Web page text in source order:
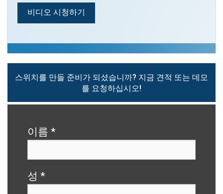
비디오 시청하기
스위치를 만들 준비가 되셨습니까? 지금 견적 또는 데모
를 요청하십시오!
이름 *
성 *